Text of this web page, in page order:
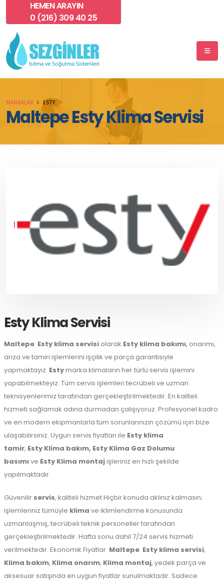
HEMEN ARAYIN
0 (216) 309 40 25
Maltepe Esty Klima Servisi
MARKALAR ESTY
Esty Klima Servisi
Maltepe Esty klima servisi olarak Esty klima bakımı, onarımı,
arıza ve tamiri işlemlerini işçilik ve parça garantisiyle
yapmaktayız. Estymarka klimaların her türlü servis işlemini
yapabilmekteyiz. Tüm servis işlemleri tecrübeli ve uzman
teknisyenlerimiz tarafından gerçekleştirilmektedir. En kaliteli
hizmeti sağlamak adına durmadan çalışıyoruz. Profesyonel kadro
ve en modern ekipmanlarla tüm sorunlarınızın çözümü için bize
ulaşabilirsiniz. Uygun servis fiyatları ile Esty klima
tamir, Esty Klima bakım, Esty Klima Gaz Dolumu
basımıve Esty Klima montajişleriniz en hızlı şekilde
yapılmaktadır.
Güvenilir servis, kaliteli hizmet Hiçbir konuda aklınız kalmasın;
işlemleriniz tümüyle klima ve iklimlendirme konusunda
uzmanlaşmış, tecrübeli teknik personeller tarafından
gerçekleştirilmektedir. Hafta sonu dahil 7/24 servis hizmeti
verilmektedir. Ekonomik Fiyatlar Maltepe Esty klima servisi,
Klima bakım, Klima onarım, Klima montaj, yedek parça ve
aksesuar satışında en uygun fiyatlar sunulmaktadır. Sadece